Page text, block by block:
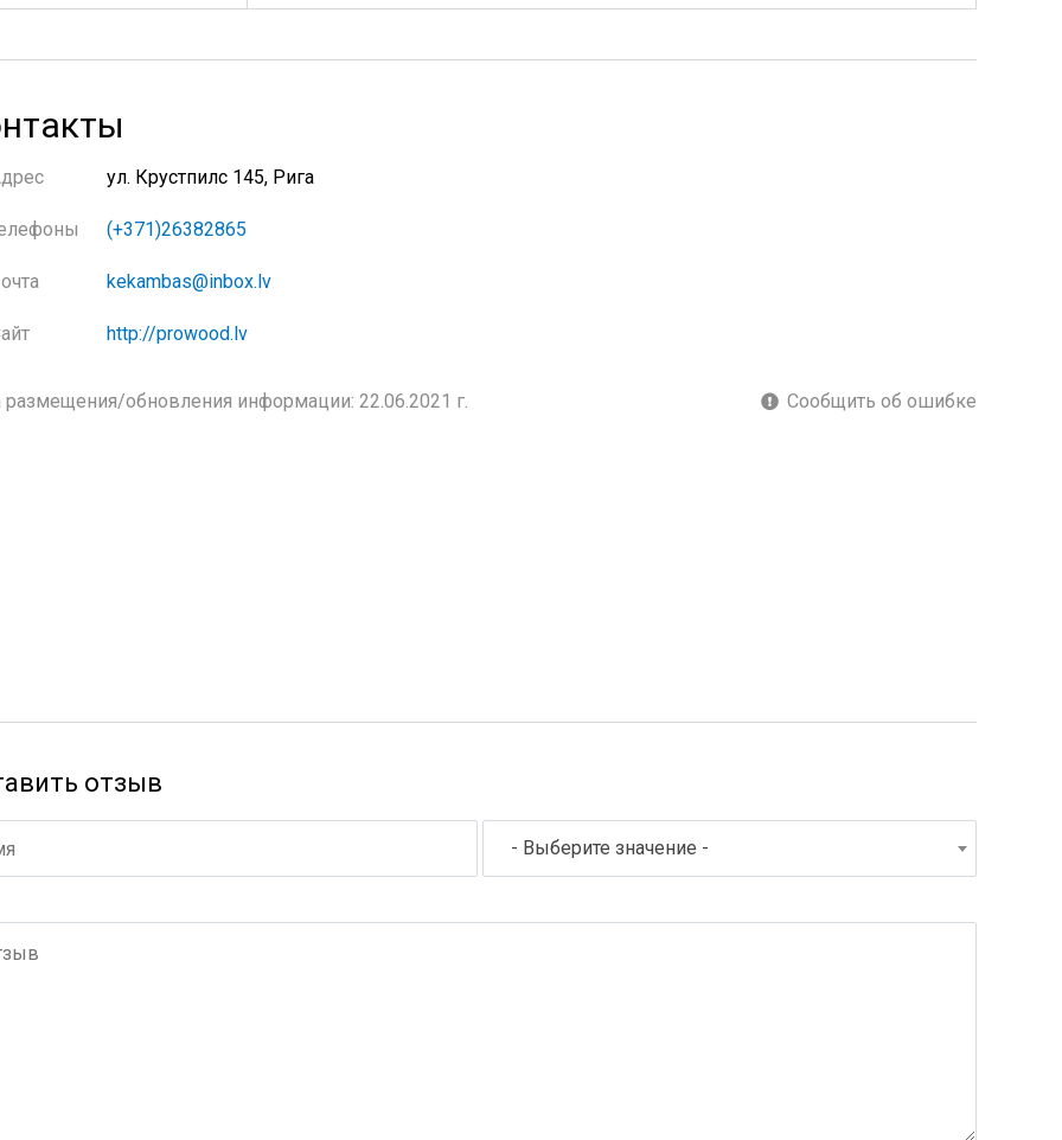
ул. Крустпилс 145, Рига
(+371)26382865
kekambas@inbox.lv
http://prowood.lv
размещения/обновления информации: 22.06.2021 г. Сообщить об ошибке
отзыв
- Выберите значение -